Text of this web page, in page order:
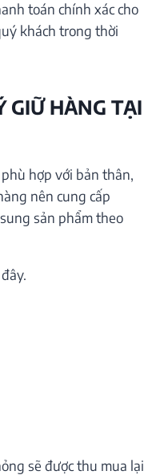
toán chính xác cho
khách trong thời
GIỮ HÀNG TẠI
hợp với bản thân,
nên cung cấp
sản phẩm theo
sẽ được thu mua lại